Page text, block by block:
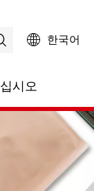
한국어
시오